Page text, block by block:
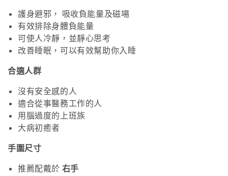
護身避邪， 吸收負能量及磁場
有效排除身體負能量
可使人冷靜，並靜心思考
改善睡眠，可以有效幫助你入睡
合適人群
沒有安全感的人
適合從事醫務工作的人
用腦過度的上班族
大病初癒者
手圍尺寸
推薦配戴於 右手